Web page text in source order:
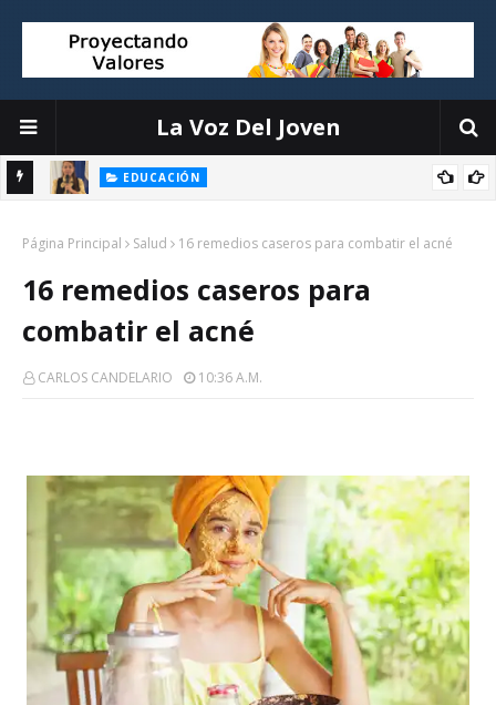
La Voz Del Joven
EDUCACIÓN
Página Principal Salud 16 remedios caseros para combatir el acné
16 remedios caseros para
combatir el acné
CARLOS CANDELARIO 10:36 A.m.